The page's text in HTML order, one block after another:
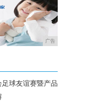
广告
球友谊赛暨产品